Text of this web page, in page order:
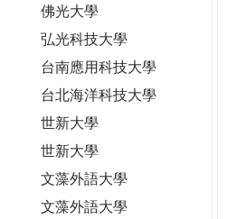
佛光大學
弘光科技大學
台南應用科技大學
台北海洋科技大學
世新大學
世新大學
文藻外語大學
文藻外語大學